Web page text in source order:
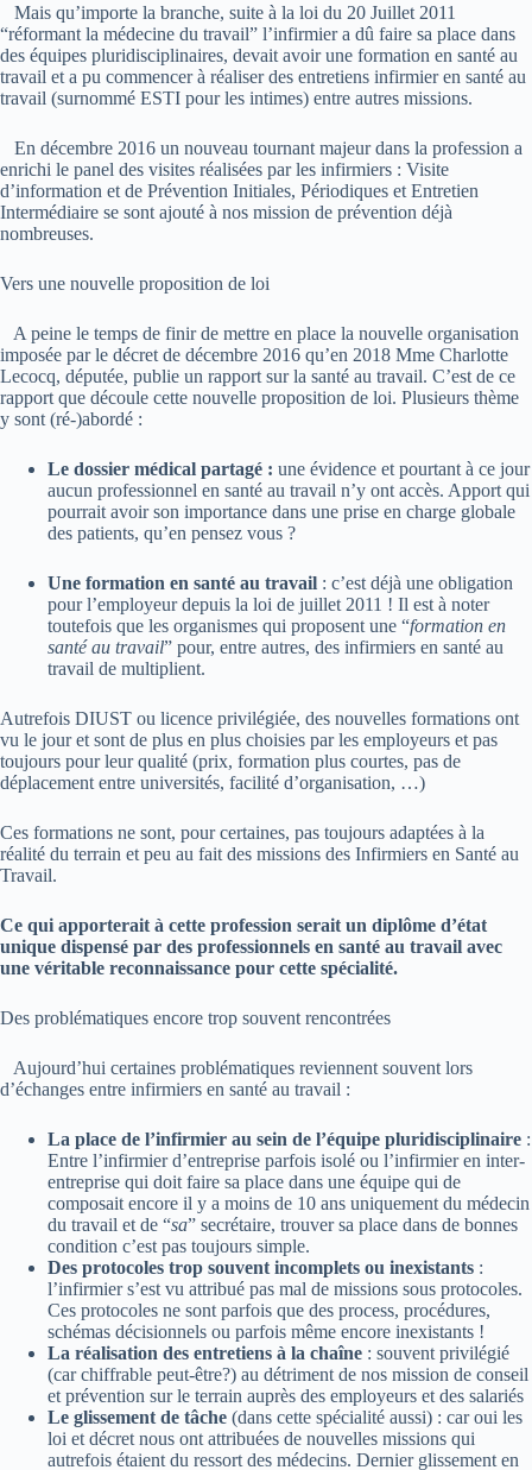
Mais qu’importe la branche, suite à la loi du 20 Juillet 2011
“réformant la médecine du travail” l’infirmier a dû faire sa place dans
des équipes pluridisciplinaires, devait avoir une formation en santé au
travail et a pu commencer à réaliser des entretiens infirmier en santé au
travail (surnommé ESTI pour les intimes) entre autres missions.
En décembre 2016 un nouveau tournant majeur dans la profession a
enrichi le panel des visites réalisées par les infirmiers : Visite
d’information et de Prévention Initiales, Périodiques et Entretien
Intermédiaire se sont ajouté à nos mission de prévention déjà
nombreuses.
Vers une nouvelle proposition de loi
A peine le temps de finir de mettre en place la nouvelle organisation
imposée par le décret de décembre 2016 qu’en 2018 Mme Charlotte
Lecocq, députée, publie un rapport sur la santé au travail. C’est de ce
rapport que découle cette nouvelle proposition de loi. Plusieurs thème
y sont (ré-)abordé :
Le dossier médical partagé : une évidence et pourtant à ce jour
aucun professionnel en santé au travail n’y ont accès. Apport qui
pourrait avoir son importance dans une prise en charge globale
des patients, qu’en pensez vous ?
Une formation en santé au travail : c’est déjà une obligation
pour l’employeur depuis la loi de juillet 2011 ! Il est à noter
toutefois que les organismes qui proposent une “formation en
santé au travail” pour, entre autres, des infirmiers en santé au
travail de multiplient.
Autrefois DIUST ou licence privilégiée, des nouvelles formations ont
vu le jour et sont de plus en plus choisies par les employeurs et pas
toujours pour leur qualité (prix, formation plus courtes, pas de
déplacement entre universités, facilité d’organisation, …)
Ces formations ne sont, pour certaines, pas toujours adaptées à la
réalité du terrain et peu au fait des missions des Infirmiers en Santé au
Travail.
Ce qui apporterait à cette profession serait un diplôme d’état
unique dispensé par des professionnels en santé au travail avec
une véritable reconnaissance pour cette spécialité.
Des problématiques encore trop souvent rencontrées
Aujourd’hui certaines problématiques reviennent souvent lors
d’échanges entre infirmiers en santé au travail :
La place de l’infirmier au sein de l’équipe pluridisciplinaire :
Entre l’infirmier d’entreprise parfois isolé ou l’infirmier en inter-
entreprise qui doit faire sa place dans une équipe qui de
composait encore il y a moins de 10 ans uniquement du médecin
du travail et de “sa” secrétaire, trouver sa place dans de bonnes
condition c’est pas toujours simple.
Des protocoles trop souvent incomplets ou inexistants :
l’infirmier s’est vu attribué pas mal de missions sous protocoles.
Ces protocoles ne sont parfois que des process, procédures,
schémas décisionnels ou parfois même encore inexistants !
La réalisation des entretiens à la chaîne : souvent privilégié
(car chiffrable peut-être?) au détriment de nos mission de conseil
et prévention sur le terrain auprès des employeurs et des salariés
Le glissement de tâche (dans cette spécialité aussi) : car oui les
loi et décret nous ont attribuées de nouvelles missions qui
autrefois étaient du ressort des médecins. Dernier glissement en